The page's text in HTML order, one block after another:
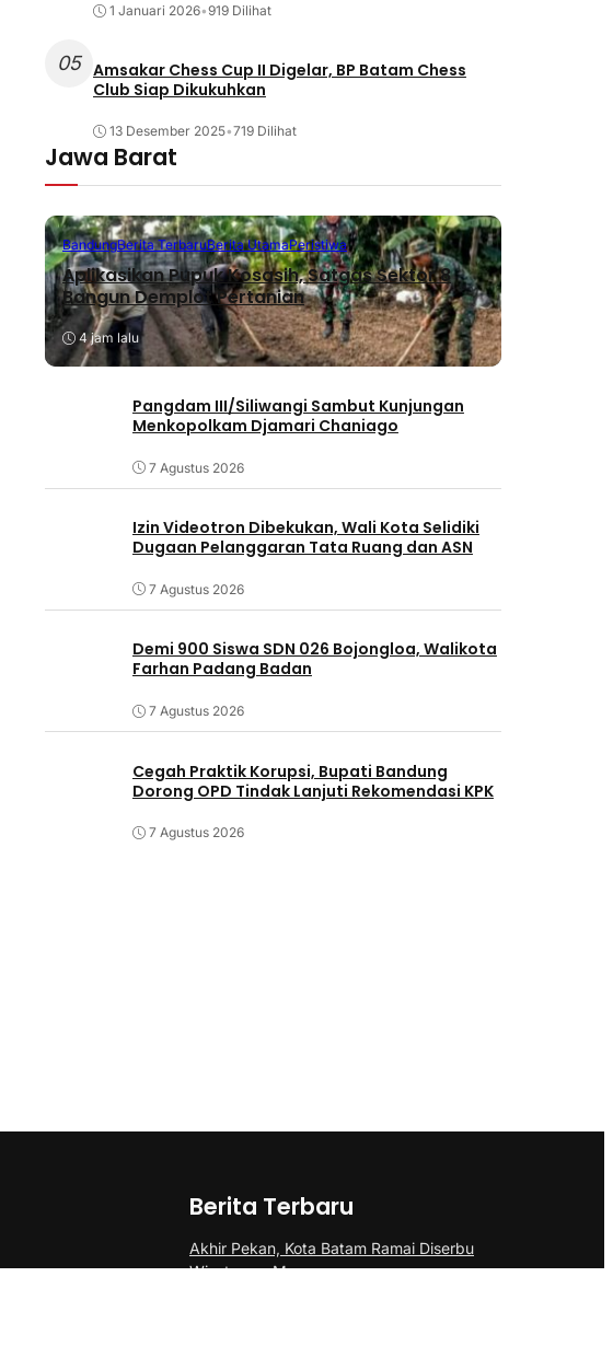
1 Januari 2026•919 Dilihat
05 Amsakar Chess Cup II Digelar, BP Batam Chess
Club Siap Dikukuhkan
13 Desember 2025•719 Dilihat
Jawa Barat
BandungBerita TerbaruBerita UtamaPeristiwa
Aplikasikan Pupuk Kosasih, Satgas Sektor 8
Bangun Demplot Pertanian
4 jam lalu
Pangdam III/Siliwangi Sambut Kunjungan
Menkopolkam Djamari Chaniago
7 Agustus 2026
Izin Videotron Dibekukan, Wali Kota Selidiki
Dugaan Pelanggaran Tata Ruang dan ASN
7 Agustus 2026
Demi 900 Siswa SDN 026 Bojongloa, Walikota
Farhan Padang Badan
7 Agustus 2026
Cegah Praktik Korupsi, Bupati Bandung
Dorong OPD Tindak Lanjuti Rekomendasi KPK
7 Agustus 2026
Berita Terbaru
Akhir Pekan, Kota Batam Ramai Diserbu
Wisatawan Mancanegara